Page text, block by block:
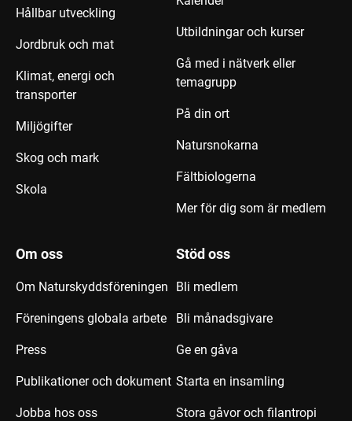
Hållbar utveckling
Jordbruk och mat
Klimat, energi och
transporter
Miljögifter
Skog och mark
Skola
Utbildningar och kurser
Gå med i nätverk eller
temagrupp
På din ort
Natursnokarna
Fältbiologerna
Mer för dig som är medlem
Om oss
Om Naturskyddsföreningen
Föreningens globala arbete
Press
Publikationer och dokument
Jobba hos oss
Stöd oss
Bli medlem
Bli månadsgivare
Ge en gåva
Starta en insamling
Stora gåvor och filantropi